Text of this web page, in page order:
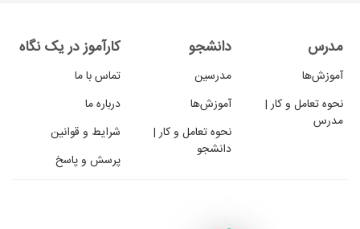
مدرس
آموزش‌ها
نحوه تعامل و کار |
مدرس
دانشجو
مدرسین
آموزش‌ها
نحوه تعامل و کار |
دانشجو
کارآموز در یک نگاه
تماس با ما
درباره ما
شرایط و قوانین
پرسش و پاسخ